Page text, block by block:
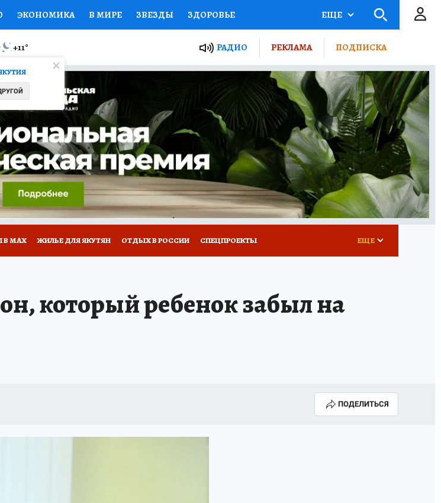
ЭКОНОМИКА В МИРЕ ЗВЕЗДЫ ЗДОРОВЬЕ
НАЦИОНАЛЬНЫЕ ПРОЕКТЫ РОССИИ
Я ЗНАЮ СЕМЬЯ ЖЕНСКИЕ СЕКРЕТЫ ПУТЕВОДИТЕЛЬ
СПЕЦПРОЕКТЫ ДЕФИЦИТ ЖЕЛЕЗА ТУРИЗМ
КОНКУРСЫ РАБОТА У НАС ГИД ПОТРЕБИТЕЛЯ ВСЕ О КП
ЕЩЕ
+11° РАДИО РЕКЛАМА ПОДПИСКА
В МАХ ЖИЛЬЕ ДЛЯ ЯКУТЯН ОТДЫХ В РОССИИ СПЕЦПРОЕКТЫ ЕЩЕ
который ребенок забыл на
ПОДЕЛИТЬСЯ